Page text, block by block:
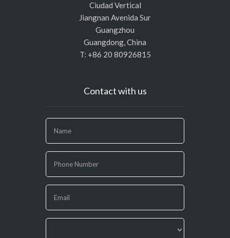
Ciudad Vertical
Jiangnan Avenida Sur
Guangzhou
Guangdong, China
T: +86 20 80926815
Contact with us
you
are
human,
leave
this
field